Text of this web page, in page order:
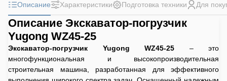
Описание Характеристики Подготовка техники Для
Описание Экскаватор-погрузчик
Yugong WZ45-25
Экскаватор-погрузчик Yugong WZ45-25 – это
многофункциональная и высокопроизводительная
строительная машина, разработанная для эффективного